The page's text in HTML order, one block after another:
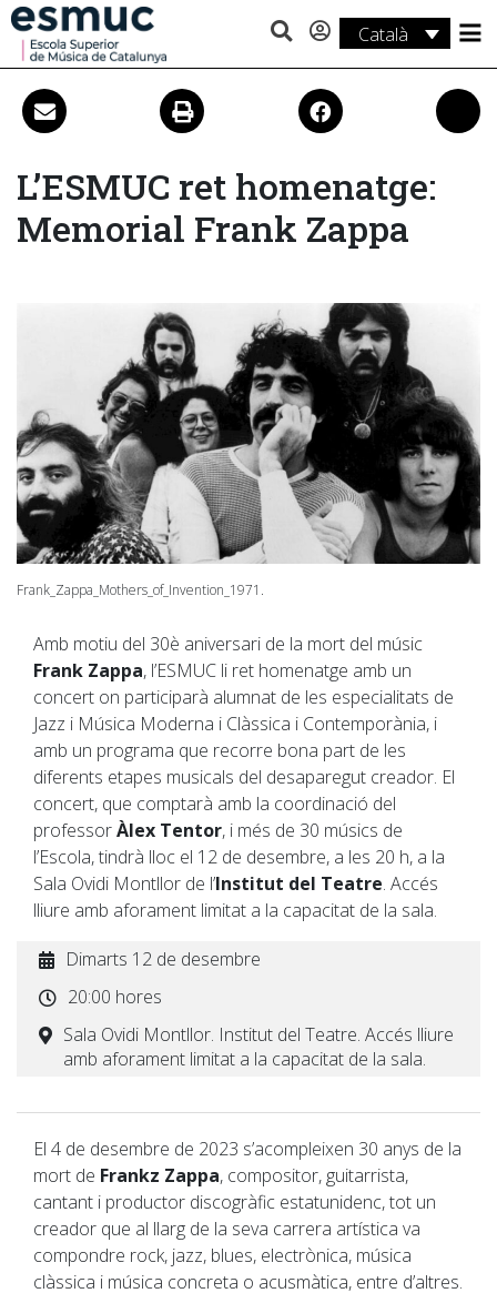
Català
Estudis
Recerca
Activitats
L’ESMUC ret homenatge:
Memorial Frank Zappa
Frank_Zappa_Mothers_of_Invention_1971.
Amb motiu del 30è aniversari de la mort del músic
Frank Zappa, l’ESMUC li ret homenatge amb un
concert on participarà alumnat de les especialitats de
Jazz i Música Moderna i Clàssica i Contemporània, i
amb un programa que recorre bona part de les
diferents etapes musicals del desaparegut creador. El
concert, que comptarà amb la coordinació del
professorÀlex Tentor, i més de 30 músics de
l’Escola, tindrà lloc el 12 de desembre, a les 20 h, a la
Sala Ovidi Montllor de l’Institut del Teatre. Accés
lliure amb aforament limitat a la capacitat de la sala.
Dimarts 12 de desembre
20:00 hores
Sala Ovidi Montllor. Institut del Teatre. Accés lliure
amb aforament limitat a la capacitat de la sala.
El 4 de desembre de 2023 s’acompleixen 30 anys de la
mort de Frankz Zappa, compositor, guitarrista,
cantant i productor discogràfic estatunidenc, tot un
creador que al llarg de la seva carrera artística va
compondre rock, jazz, blues, electrònica, música
clàssica i música concreta o acusmàtica, entre d’altres.